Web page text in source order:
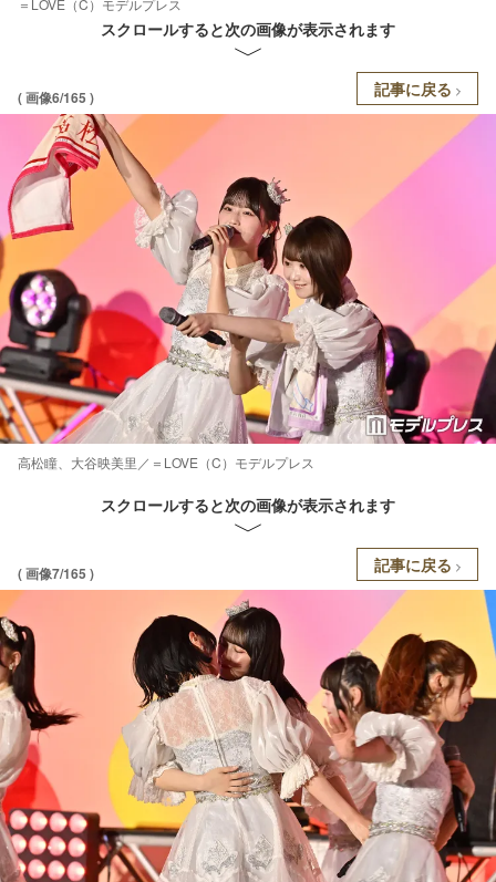
＝LOVE（C）モデルプレス
スクロールすると次の画像が表示されます
( 画像6/165 ) 記事に戻る
高松瞳、大谷映美里／＝LOVE（C）モデルプレス
スクロールすると次の画像が表示されます
( 画像7/165 ) 記事に戻る